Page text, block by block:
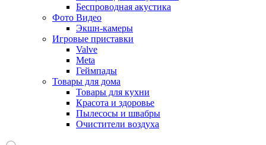
Беспроводная акустика
Фото Видео
Экшн-камеры
Игровые приставки
Valve
Meta
Геймпады
Товары для дома
Товары для кухни
Красота и здоровье
Пылесосы и швабры
Очистители воздуха